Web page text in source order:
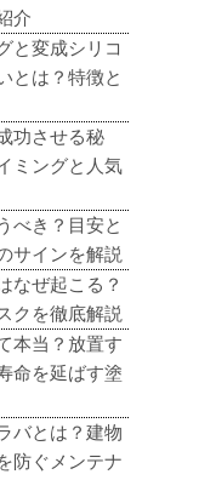
介
と変成シリコ
とは？特徴と
功させる秘
ミングと人気
べき？目安と
サインを解説
なぜ起こる？
クを徹底解説
本当？放置す
命を延ばす塗
バとは？建物
防ぐメンテナ